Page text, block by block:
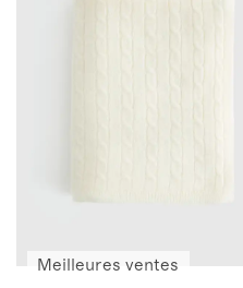
Meilleures ventes